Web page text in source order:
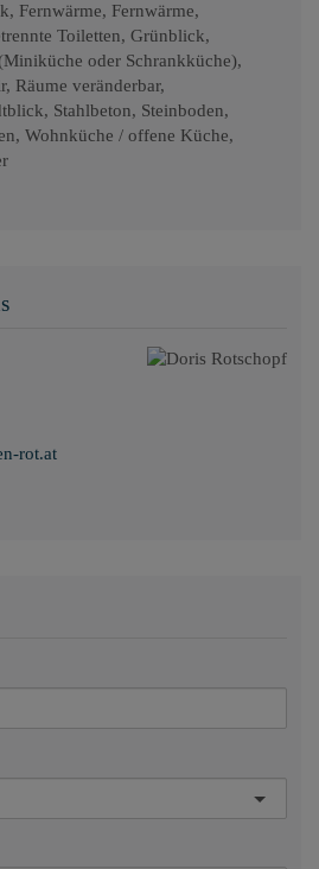
Fernwärme
Fernwärme
Toiletten Grünblick
oder Schrankküche)
Räume veränderbar
Stahlbeton
Steinboden
Wohnküche / offene Küche
rot.at